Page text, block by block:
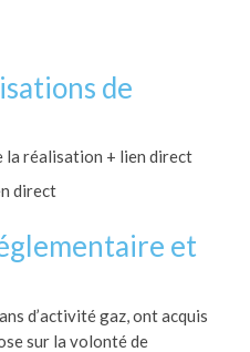
de
la réalisation + lien direct
direct
et
d’activité gaz, ont acquis
sur la volonté de